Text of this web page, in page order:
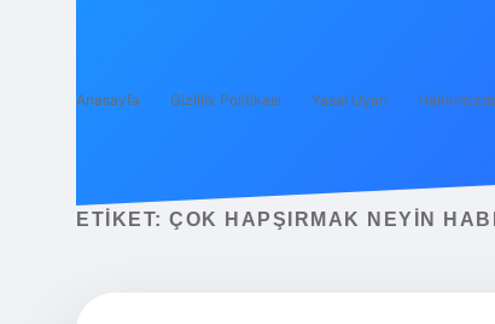
Anasayfa Gizlilik Politikası Yasal Uyarı
ETIKET: ÇOK HAPŞIRMAK NEYIN